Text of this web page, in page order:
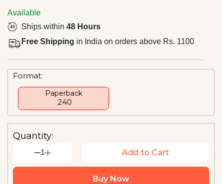
Available
Ships within 48 Hours
Free Shipping in India on orders above Rs. 1100
Format:
Paperback
₹ 240
Quantity:
1 Add to Cart
Buy Now